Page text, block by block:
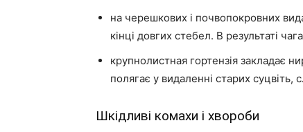
на черешкових і почвопокровних
кінці довгих стебел. В результаті
крупнолистная гортензія закладає
полягає у видаленні старих суцвіть,
Шкідливі комахи і хвороби